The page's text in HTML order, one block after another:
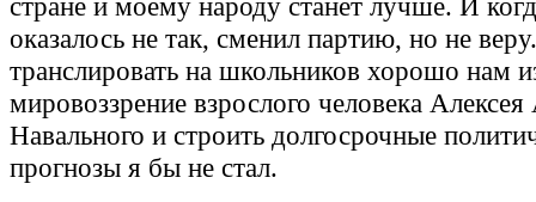
стране и моему народу станет лучше. И
оказалось не так, сменил партию, но не
транслировать на школьников хорошо нам
мировоззрение взрослого человека Алексея
Навального и строить долгосрочные
прогнозы я бы не стал.